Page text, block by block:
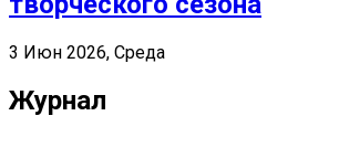
3 Июн 2026, Среда
Журнал